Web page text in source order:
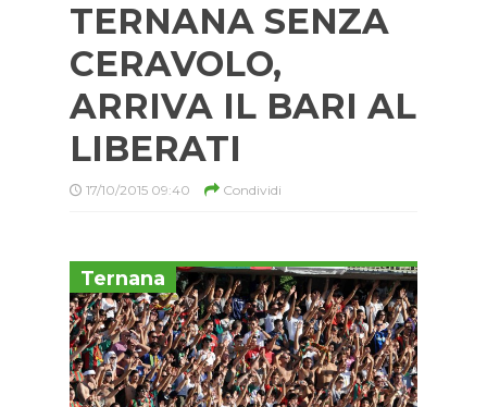
TERNANA SENZA
CERAVOLO,
ARRIVA IL BARI AL
LIBERATI
17/10/2015 09:40 Condividi
Ternana